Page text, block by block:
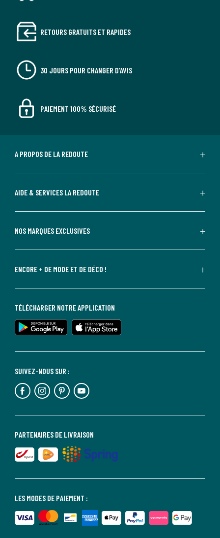
RETOURS GRATUITS ET RAPIDES
30 JOURS POUR CHANGER D'AVIS
PAIEMENT 100% SÉCURISÉ
A PROPOS DE LA REDOUTE
AIDE & SERVICES LA REDOUTE
NOS MARQUES EXCLUSIVES
ENCORE + DE MODE ET DE DÉCO !
LES MODES DE PAIEMENT :
PARTENAIRES DE LIVRAISON
SUIVEZ-NOUS SUR :
TÉLÉCHARGER NOTRE APPLICATION